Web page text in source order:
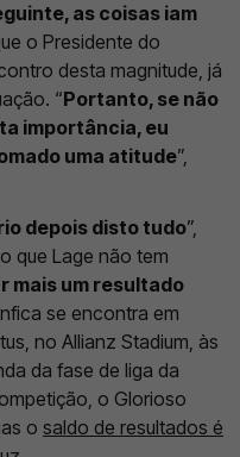
as coisas iam
o Presidente do
desta magnitude, já
“Portanto, se não
importância, eu
uma atitude”,
depois disto tudo”,
que Lage não tem
mais um resultado
se encontra em
no Allianz Stadium, às
da fase de liga da
o Glorioso
o saldo de resultados é